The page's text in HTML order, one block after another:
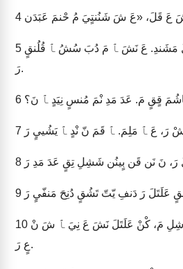
4
5
رَ.
6 قٍقٍ مَ. عَدَ مَدِ نْمَ مُنسٍ نِيَدٍ ﭑ نَ؟
7
8
9
10
عٍ رَ.